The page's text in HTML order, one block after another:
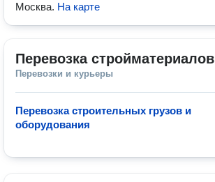
Москва. На карте
Перевозка стройматериалов
Перевозки и курьеры
Перевозка строительных грузов и
оборудования